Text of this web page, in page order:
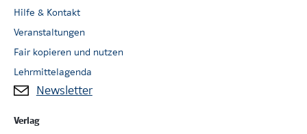
Hilfe & Kontakt
Veranstaltungen
Fair kopieren und nutzen
Lehrmittelagenda
Newsletter
Verlag